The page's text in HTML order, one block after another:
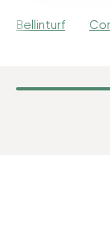
Bellinturf